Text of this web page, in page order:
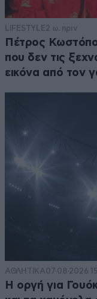
LIFESTYLE2 ω. πριν
Πέτρος
που δεν τις
εικόνα από τον
ΑΘΛΗΤΙΚΑ07·08·2026
Η οργή για